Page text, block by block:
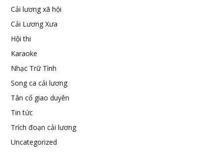
Cải lương xã hội
Cải Lương Xưa
Hội thi
Karaoke
Nhạc Trữ Tình
Song ca cải lương
Tân cổ giao duyên
Tin tức
Trích đoạn cải lương
Uncategorized